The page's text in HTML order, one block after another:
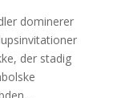
dominerer
der stadig